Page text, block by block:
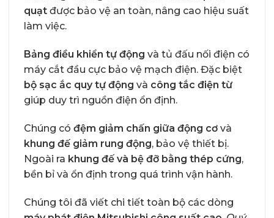
quạt được bảo vệ an toàn, nâng cao hiệu suất
làm việc.
Bảng điều khiển tự động và tủ đấu nối điện có
máy cắt đầu cực bảo vệ mạch điện. Đặc biệt
bộ sạc ắc quy tự động và công tắc điện từ
giúp duy trì nguồn điện ổn định.
Chúng có đệm giảm chấn giữa động cơ và
khung đế giảm rung động, bảo vệ thiết bị.
Ngoài ra khung đế và bệ đỡ bằng thép cứng,
bền bỉ và ổn định trong quá trình vận hành.
Chúng tôi đã viết chi tiết toàn bộ các dòng